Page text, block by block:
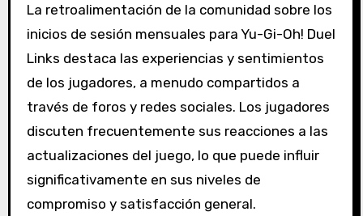
La retroalimentación de la comunidad sobre los
inicios de sesión mensuales para Yu-Gi-Oh! Duel
Links destaca las experiencias y sentimientos
de los jugadores, a menudo compartidos a
través de foros y redes sociales. Los jugadores
discuten frecuentemente sus reacciones a las
actualizaciones del juego, lo que puede influir
significativamente en sus niveles de
compromiso y satisfacción general.